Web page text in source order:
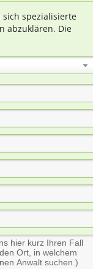
spezialisierte
abzuklären. Die